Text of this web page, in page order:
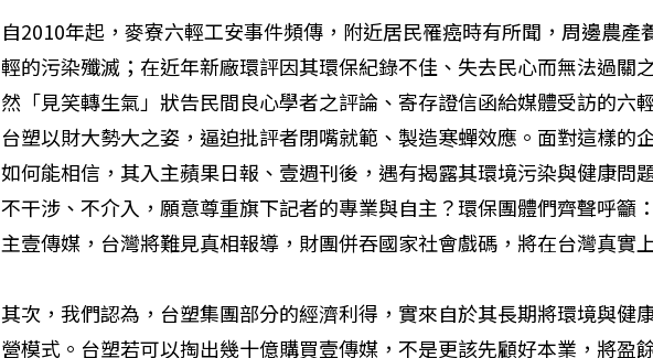
自2010年起，麥寮六輕工安事件頻傳，附近居民罹癌時有所聞，周邊農產
輕的污染殲滅；在近年新廠環評因其環保紀錄不佳、失去民心而無法過關
然「見笑轉生氣」狀告民間良心學者之評論、寄存證信函給媒體受訪的六
台塑以財大勢大之姿，逼迫批評者閉嘴就範、製造寒蟬效應。面對這樣的
如何能相信，其入主蘋果日報、壹週刊後，遇有揭露其環境污染與健康問
不干涉、不介入，願意尊重旗下記者的專業與自主？環保團體們齊聲呼籲
主壹傳媒，台灣將難見真相報導，財團併吞國家社會戲碼，將在台灣真實
其次，我們認為，台塑集團部分的經濟利得，實來自於其長期將環境與健
營模式。台塑若可以掏出幾十億購買壹傳媒，不是更該先顧好本業，將盈